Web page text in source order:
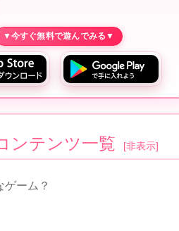
ンテンツ一覧 [非表示]
ゲーム？